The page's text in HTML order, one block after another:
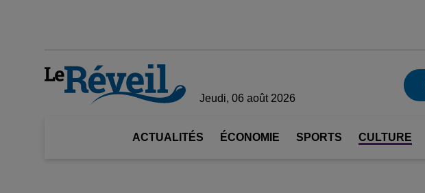
Jeudi, 06 août 2026
ACTUALITÉS ÉCONOMIE SPORTS CULTURE